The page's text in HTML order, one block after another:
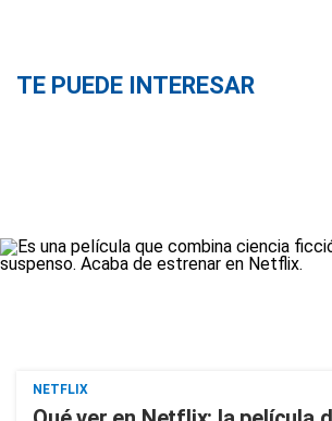
TE PUEDE INTERESAR
NETFLIX